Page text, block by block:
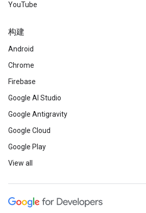
YouTube
构建
Android
Chrome
Firebase
Google AI Studio
Google Antigravity
Google Cloud
Google Play
View all